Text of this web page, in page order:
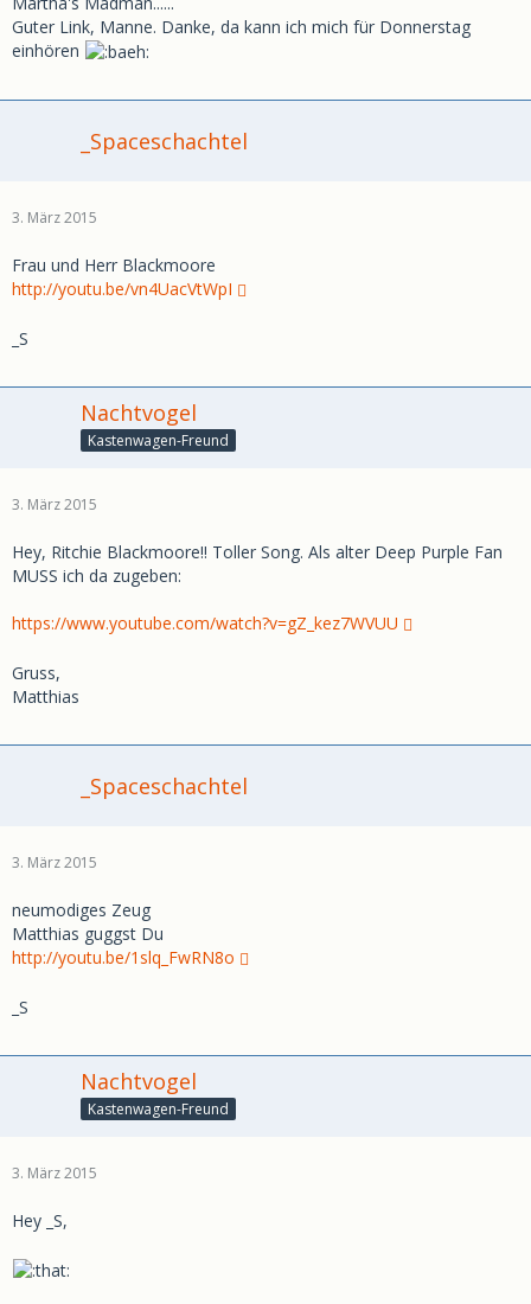
Guter Link, Manne. Danke, da kann ich mich für Donnerstag
einhören
_Spaceschachtel
3. März 2015
Frau und Herr Blackmoore
http://youtu.be/vn4UacVtWpI
_S
Nachtvogel
Kastenwagen-Freund
3. März 2015
Hey, Ritchie Blackmoore!! Toller Song. Als alter Deep Purple Fan
MUSS ich da zugeben:
https://www.youtube.com/watch?v=gZ_kez7WVUU
Gruss,
Matthias
_Spaceschachtel
3. März 2015
neumodiges Zeug
Matthias guggst Du
http://youtu.be/1slq_FwRN8o
_S
Nachtvogel
Kastenwagen-Freund
3. März 2015
Hey _S,